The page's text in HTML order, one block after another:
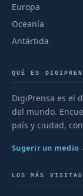
Europa
Oceanía
Antártida
QUÉ ES
DigiPrensa es el
del mundo.
país y ciudad,
Sugerir un medio
LOS MÁS